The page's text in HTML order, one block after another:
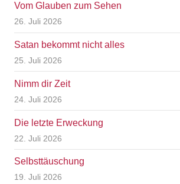
Vom Glauben zum Sehen
26. Juli 2026
Satan bekommt nicht alles
25. Juli 2026
Nimm dir Zeit
24. Juli 2026
Die letzte Erweckung
22. Juli 2026
Selbsttäuschung
19. Juli 2026